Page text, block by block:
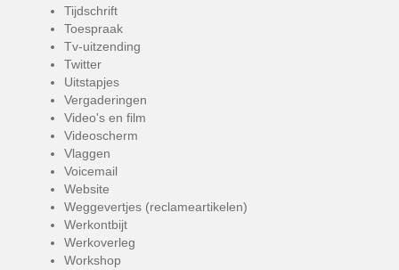
Tijdschrift
Toespraak
Tv-uitzending
Twitter
Uitstapjes
Vergaderingen
Video's en film
Videoscherm
Vlaggen
Voicemail
Website
Weggevertjes (reclameartikelen)
Werkontbijt
Werkoverleg
Workshop